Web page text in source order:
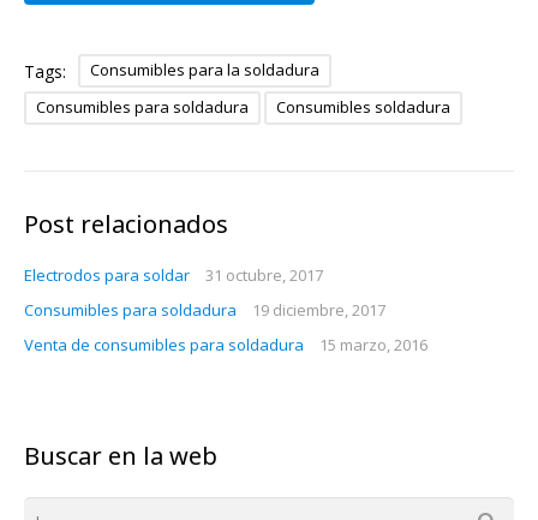
Tags:
Consumibles para la soldadura
Consumibles para soldadura
Consumibles soldadura
Post relacionados
Electrodos para soldar
31 octubre, 2017
Consumibles para soldadura
19 diciembre, 2017
Venta de consumibles para soldadura
15 marzo, 2016
Buscar en la web